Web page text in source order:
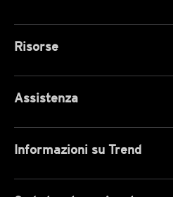
Risorse
Assistenza
Informazioni su Trend